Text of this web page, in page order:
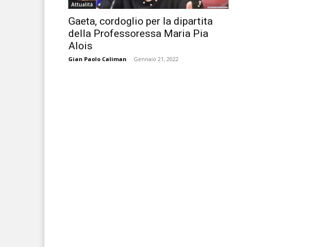
Attualità
Gaeta, cordoglio per la dipartita
della Professoressa Maria Pia
Alois
Gian Paolo Caliman - Gennaio 21, 2022